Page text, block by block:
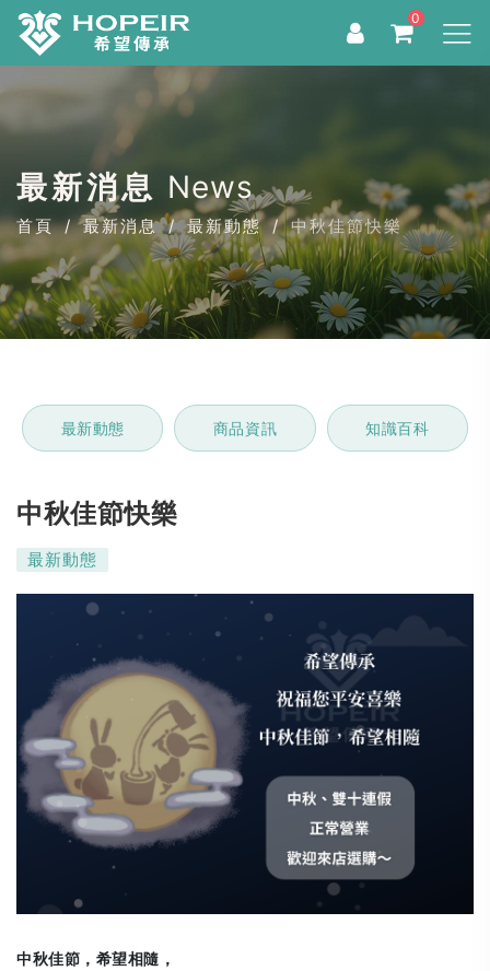
0
最新消息 News
首頁 最新消息 最新動態 中秋佳節快樂
最新動態 商品資訊 知識百科
中秋佳節快樂
最新動態
中秋佳節，希望相隨，